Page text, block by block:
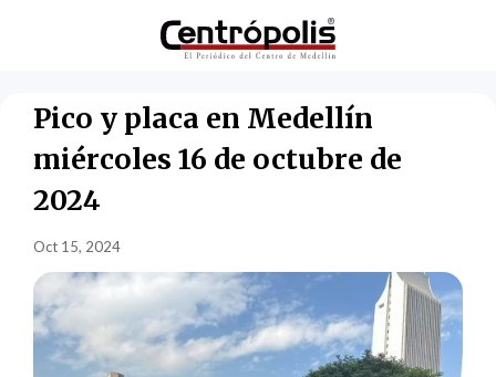
Pico y placa en Medellín
miércoles 16 de octubre de
2024
Oct 15, 2024